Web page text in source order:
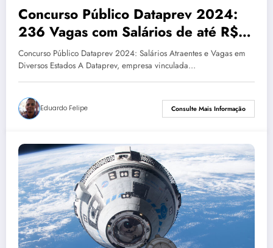
Concurso Público Dataprev 2024:
236 Vagas com Salários de até R$
9.173
Concurso Público Dataprev 2024: Salários Atraentes e Vagas em
Diversos Estados A Dataprev, empresa vinculada…
Eduardo Felipe Consulte Mais Informação